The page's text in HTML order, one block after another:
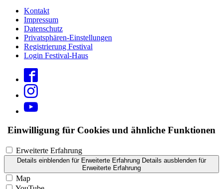
Kontakt
Impressum
Datenschutz
Privatsphären-Einstellungen
Registrierung Festival
Login Festival-Haus
Einwilligung für Cookies und ähnliche Funktionen
Erweiterte Erfahrung
Details einblenden für Erweiterte Erfahrung Details ausblenden für
Erweiterte Erfahrung
Map